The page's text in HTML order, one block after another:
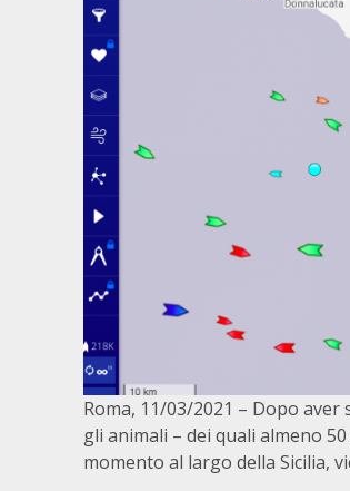
Roma, 11/03/2021 – Dopo
gli animali – dei quali almeno
momento al largo della Sicilia,